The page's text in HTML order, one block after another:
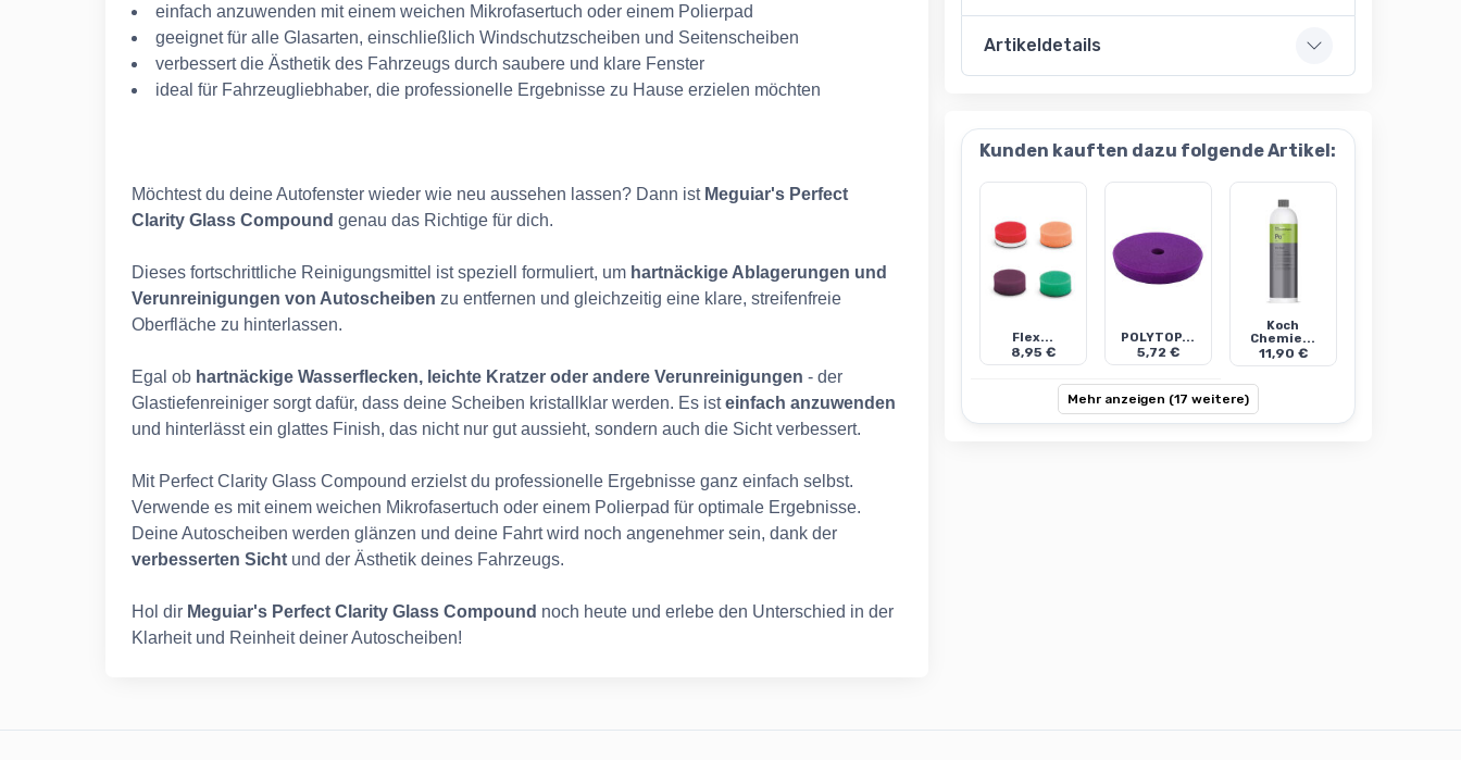
einfach anzuwenden mit einem weichen Mikrofasertuch oder einem Polierpad
geeignet für alle Glasarten, einschließlich Windschutzscheiben und Seitenscheiben
verbessert die Ästhetik des Fahrzeugs durch saubere und klare Fenster
ideal für Fahrzeugliebhaber, die professionelle Ergebnisse zu Hause erzielen möchten
Möchtest du deine Autofenster wieder wie neu aussehen lassen? Dann ist Meguiar's Perfect
Clarity Glass Compound genau das Richtige für dich.
Dieses fortschrittliche Reinigungsmittel ist speziell formuliert, um hartnäckige Ablagerungen und
Verunreinigungen von Autoscheiben zu entfernen und gleichzeitig eine klare, streifenfreie
Oberfläche zu hinterlassen.
Egal ob hartnäckige Wasserflecken, leichte Kratzer oder andere Verunreinigungen - der
Glastiefenreiniger sorgt dafür, dass deine Scheiben kristallklar werden. Es isteinfach anzuwenden
und hinterlässt ein glattes Finish, das nicht nur gut aussieht, sondern auch die Sicht verbessert.
Mit Perfect Clarity Glass Compound erzielst du professionelle Ergebnisse ganz einfach selbst.
Verwende es mit einem weichen Mikrofasertuch oder einem Polierpad für optimale Ergebnisse.
Deine Autoscheiben werden glänzen und deine Fahrt wird noch angenehmer sein, dank der
verbesserten Sicht und der Ästhetik deines Fahrzeugs.
Hol dir Meguiar's Perfect Clarity Glass Compound noch heute und erlebe den Unterschied in der
Klarheit und Reinheit deiner Autoscheiben!
Artikeldetails
Kunden kauften dazu folgende Artikel:
Flex...
8,95 €
POLYTOP...
5,72 €
Koch
Chemie...
11,90 €
Mehr anzeigen (17 weitere)